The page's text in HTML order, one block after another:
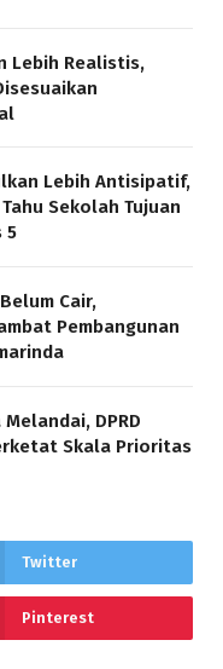
Lebih Realistis,
Lebih Antisipatif,
Sekolah Tujuan
5
Cair,
Pembangunan
DPRD
Skala Prioritas
Twitter
Pinterest